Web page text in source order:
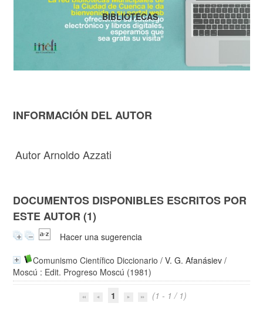
INFORMACIÓN DEL AUTOR
Autor Arnoldo Azzati
DOCUMENTOS DISPONIBLES ESCRITOS POR
ESTE AUTOR (1)
Hacer una sugerencia
Comunismo Científico Diccionario /V. G. Afanásiev /
Moscú : Edit. Progreso Moscú (1981)
1
(1 - 1 / 1)
BIBLIOTECAS